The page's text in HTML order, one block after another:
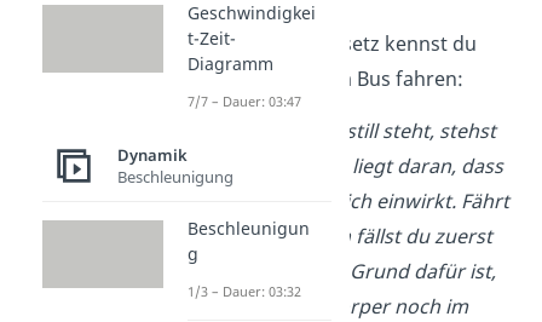
Das Trägheitsgesetz kennst du
zum Beispiel
vom Bus fahren:
Solange der Bus still steht, stehst
auch du still. Das liegt daran, dass
keine Kraft auf dich einwirkt. Fährt
der Bus los, dann fällst du zuerst
nach hinten. Der Grund dafür ist,
dass sich dein Körper noch im
Geschwindigkei
t-Zeit-
Diagramm
7/7 – Dauer: 03:47
Dynamik
Beschleunigung
Beschleunigun
g
1/3 – Dauer: 03:32